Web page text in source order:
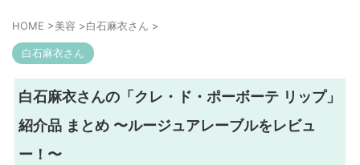
HOME >美容 >白石麻衣さん >
白石麻衣さん
白石麻衣さんの「クレ・ド・ポーボーテ リップ」
紹介品 まとめ 〜ルージュアレーブルをレビュ
ー！〜